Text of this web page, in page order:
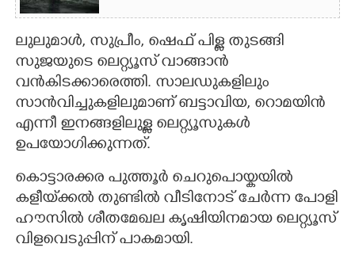
ലുലുമാൾ, സുപ്രീം, ഷെഫ് പിള്ള തുടങ്ങി
സുജയുടെ ലെറ്റ്യൂസ് വാങ്ങാൻ
വൻകിടക്കാരെത്തി. സാലഡുകളിലും
സാൻവിച്ചുകളിലുമാണ് ബട്ടാവിയ, റൊമയിൻ
എന്നീ ഇനങ്ങളിലുള്ള ലെറ്റ്യൂസുകൾ
ഉപയോഗിക്കുന്നത്.
കൊട്ടാരക്കര പുത്തൂർ ചെറുപൊയ്കയിൽ
കളീയ്‌ക്കൽ തുണ്ടിൽ വീടിനോട് ചേർന്ന പോളി
ഹൗസിൽ ശീതമേഖല കൃഷിയിനമായ ലെറ്റ്യൂസ്
വിളവെടുപ്പിന് പാകമായി.